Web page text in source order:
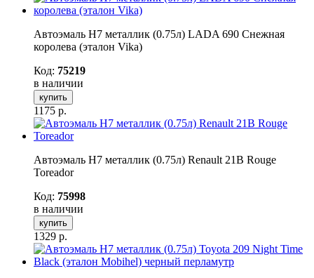
Автоэмаль H7 металлик (0.75л) LADA 690 Снежная
королева (эталон Vika)
Код: 75219
в наличии
купить
1175 р.
Автоэмаль H7 металлик (0.75л) Renault 21B Rouge
Toreador
Код: 75998
в наличии
купить
1329 р.